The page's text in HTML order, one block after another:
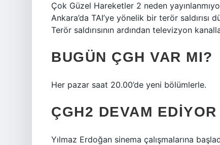
Çok Güzel Hareketler 2 neden
Ankara’da TAI’ye yönelik bir terör
Terör saldırısının ardından televizyon
BUGÜN ÇGH VAR MI?
Her pazar saat 20.00’de yeni bölümlerle.
ÇGH2 DEVAM EDIYOR
Yılmaz Erdoğan sinema çalışmalarına